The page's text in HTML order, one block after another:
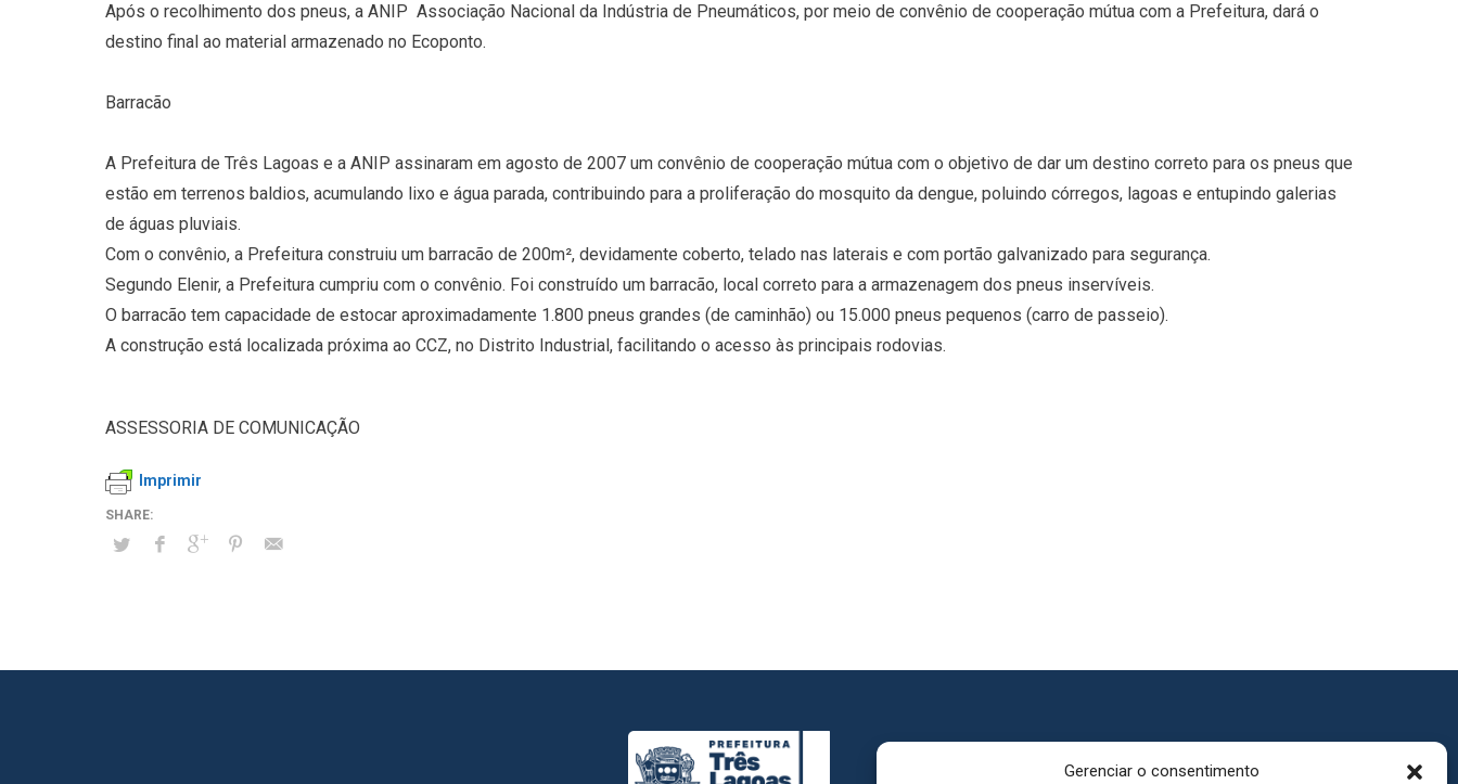
Gerenciar o consentimento
Após o recolhimento dos pneus, a ANIP  Associação Nacional da Indústria de Pneumáticos, por meio de convênio de cooperação mútua com a Prefeitura, dará o
destino final ao material armazenado no Ecoponto.
Barracão
A Prefeitura de Três Lagoas e a ANIP assinaram em agosto de 2007 um convênio de cooperação mútua com o objetivo de dar um destino correto para os pneus que
estão em terrenos baldios, acumulando lixo e água parada, contribuindo para a proliferação do mosquito da dengue, poluindo córregos, lagoas e entupindo galerias
de águas pluviais.
Com o convênio, a Prefeitura construiu um barracão de 200m², devidamente coberto, telado nas laterais e com portão galvanizado para segurança.
Segundo Elenir, a Prefeitura cumpriu com o convênio. Foi construído um barracão, local correto para a armazenagem dos pneus inservíveis.
O barracão tem capacidade de estocar aproximadamente 1.800 pneus grandes (de caminhão) ou 15.000 pneus pequenos (carro de passeio).
A construção está localizada próxima ao CCZ, no Distrito Industrial, facilitando o acesso às principais rodovias.
ASSESSORIA DE COMUNICAÇÃO
Imprimir